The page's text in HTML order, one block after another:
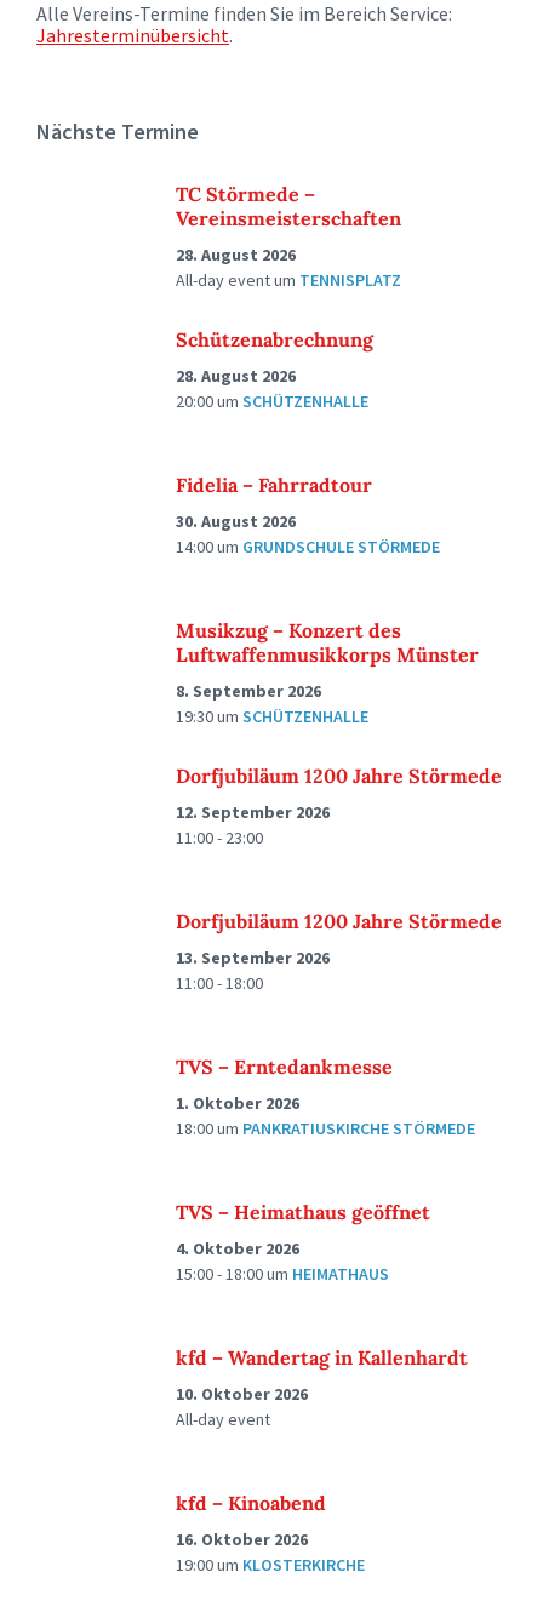
Alle Vereins-Termine finden Sie im Bereich Service:
Jahresterminübersicht.
Nächste Termine
TC Störmede –
Vereinsmeisterschaften
28. August 2026
All-day eventum TENNISPLATZ
Schützenabrechnung
28. August 2026
20:00um SCHÜTZENHALLE
Fidelia – Fahrradtour
30. August 2026
14:00um GRUNDSCHULE STÖRMEDE
Musikzug – Konzert des
Luftwaffenmusikkorps Münster
8. September 2026
19:30um SCHÜTZENHALLE
Dorfjubiläum 1200 Jahre Störmede
12. September 2026
11:00 - 23:00
Dorfjubiläum 1200 Jahre Störmede
13. September 2026
11:00 - 18:00
TVS – Erntedankmesse
1. Oktober 2026
18:00um PANKRATIUSKIRCHE STÖRMEDE
TVS – Heimathaus geöffnet
4. Oktober 2026
15:00 - 18:00um HEIMATHAUS
kfd – Wandertag in Kallenhardt
10. Oktober 2026
All-day event
kfd – Kinoabend
16. Oktober 2026
19:00um KLOSTERKIRCHE